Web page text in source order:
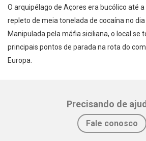
O arquipélago de Açores era bucólico até
repleto de meia tonelada de cocaína no dia
Manipulada pela máfia siciliana, o local se
principais pontos de parada na rota do
Europa.
Precisando de
Fale conosco